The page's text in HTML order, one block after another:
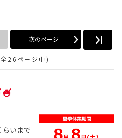
次のページ
26ページ中)
らいまで